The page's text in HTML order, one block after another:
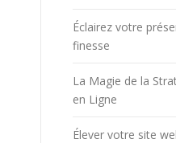
Éclairez votre
finesse
La Magie de la
en Ligne
Élever votre site